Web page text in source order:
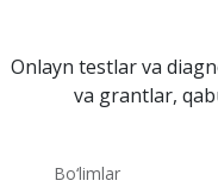
Onlayn testlar va
va grantlar,
Bo‘limlar